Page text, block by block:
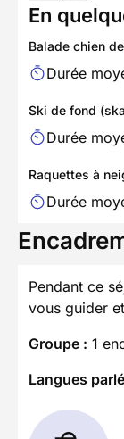
En
Balade chien
Durée
Ski de fond
Durée
Raquettes à
Durée
Pendant ce
vous guider
Groupe : 1
Langues